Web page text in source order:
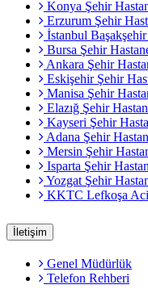
Konya Şehir
Erzurum Şehir
İstanbul
Bursa Şehir
Ankara Şehir
Eskişehir Şehir
Manisa Şehir
Elazığ Şehir
Kayseri Şehir
Adana Şehir
Mersin Şehir
Isparta Şehir
Yozgat Şehir
KKTC Lefkoşa
İletişim
Genel Müdürlük
Telefon Rehberi